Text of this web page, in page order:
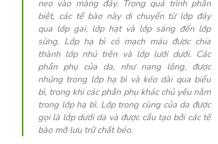
neo vào màng đáy. Trong quá trình phân
biệt, các tế bào này di chuyển từ lớp đáy
qua lớp gai, lớp hạt và lớp sáng đến lớp
sừng. Lớp hạ bì có mạch máu được chia
thành lớp nhú trên và lớp lưới dưới. Các
phần phụ của da, như nang lông, được
nhúng trong lớp hạ bì và kéo dài qua biểu
bì, trong khi các phần phụ khác chủ yếu nằm
trong lớp hạ bì. Lớp trong cùng của da được
gọi là lớp dưới da và được cấu tạo bởi các tế
bào mỡ lưu trữ chất béo.